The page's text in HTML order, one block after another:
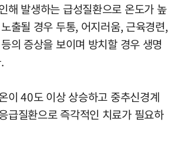
해 발생하는 급성질환으로 온도가 높
출될 경우 두통, 어지러움, 근육경련,
의 증상을 보이며 방치할 경우 생명
이 40도 이상 상승하고 중추신경계
급질환으로 즉각적인 치료가 필요하